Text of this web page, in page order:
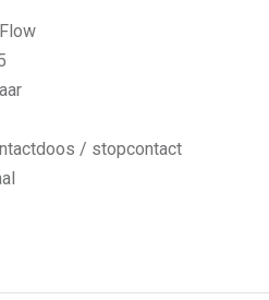
/ stopcontact